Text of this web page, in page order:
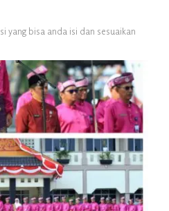
yang bisa anda isi dan sesuaikan